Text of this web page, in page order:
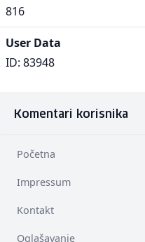
816
User Data
ID: 83948
Komentari korisnika
Početna
Impressum
Kontakt
Oglašavanje